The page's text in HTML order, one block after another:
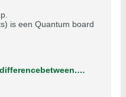
is een Quantum board
http://cdn.differencebetween.net/wp-content/uploads/2020/03/Quantum-Board-vs-COB.jpg